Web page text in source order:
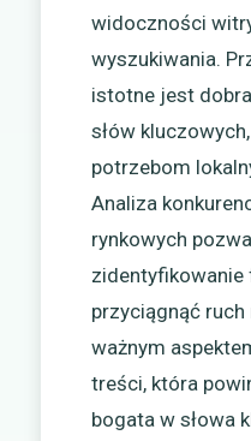
widoczności
wyszukiwania.
istotne jest
słów
potrzebom
Analiza
rynkowych
zidentyfikowanie
przyciągnąć
ważnym
treści, która
bogata w słowa